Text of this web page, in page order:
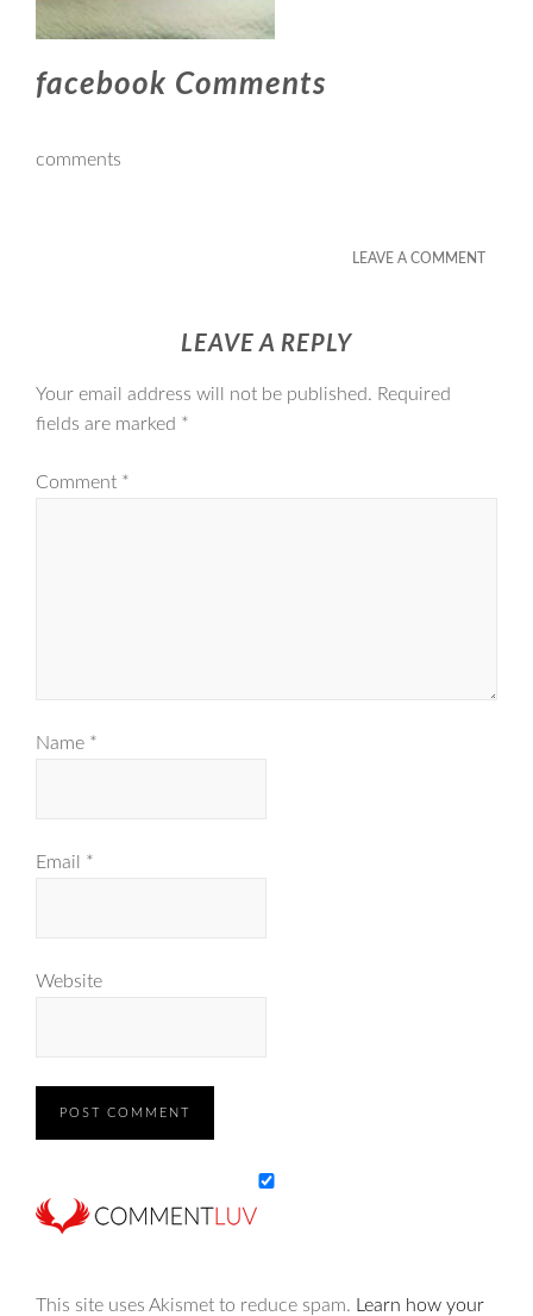
facebook Comments
comments
LEAVE A COMMENT
LEAVE A REPLY
Your email address will not be published. Required
fields are marked *
Comment *
Name *
Email *
Website
This site uses Akismet to reduce spam.
Learn how your